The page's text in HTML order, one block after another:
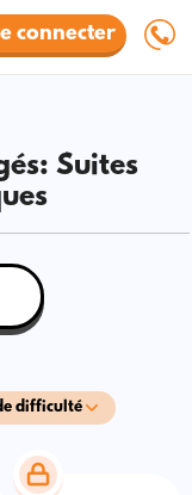
connecter
Suites
difficulté